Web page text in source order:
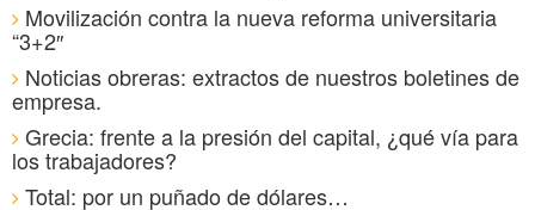
Movilización contra la nueva reforma universitaria
“3+2″
Noticias obreras: extractos de nuestros boletines de
empresa.
Grecia: frente a la presión del capital, ¿qué vía para
los trabajadores?
Total: por un puñado de dólares…